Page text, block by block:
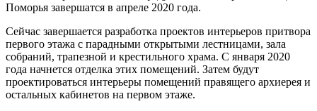
Поморья завершатся в апреле 2020 года.
Сейчас завершается разработка проектов интерьеров притвора
первого этажа с парадными открытыми лестницами, зала
собраний, трапезной и крестильного храма. С января 2020
года начнется отделка этих помещений. Затем будут
проектироваться интерьеры помещений правящего архиерея и
остальных кабинетов на первом этаже.